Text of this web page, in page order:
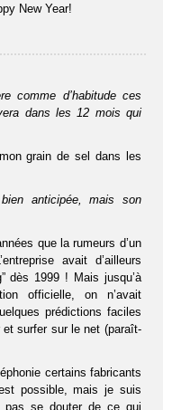
New Year!
comme d’habitude ces
dans les 12 mois qui
grain de sel dans les
anticipée, mais son
que la rumeurs d’un
avait d’ailleurs
dès 1999 ! Mais jusqu’à
officielle, on n’avait
prédictions faciles
et surfer sur le net (paraît-
certains fabricants
possible, mais je suis
pas se douter de ce qui